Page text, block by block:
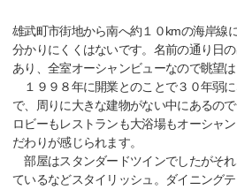
雄武町市街地から南へ約１０kmの海岸線
分かりにくくはないです。名前の通り日
あり、全室オーシャンビューなので眺望は
１９９８年に開業とのことで３０年弱
で、周りに大きな建物がない中にあるの
ロビーもレストランも大浴場もオーシャ
だわりが感じられます。
部屋はスタンダードツインでしたがそ
ているなどスタイリッシュ。ダイニング